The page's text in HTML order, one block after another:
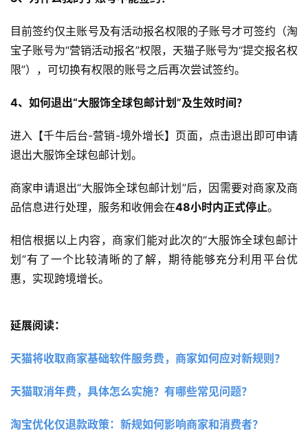
目前签约仅主账号及有活动报名权限的子账号才可签约（淘
宝子账号为“营销活动报名”权限，天猫子账号为“提交报名权
限”），可切换有权限的账号之后再次尝试签约。
4、如何退出“大服饰全球包邮计划”及生效时间？
进入【千牛后台-营销-境外增长】页面，点击退出即可申请
退出大服饰全球包邮计划。
商家申请退出“大服饰全球包邮计划”后，因需要对商家及商
品信息进行处理，服务和收佣会在48小时内正式停止。
相信根据以上内容，商家们能对此次的“大服饰全球包邮计
划”有了一个比较清晰的了解，期待能够充分利用平台优
惠，实现跨境增长。
延展阅读：
天猫将收取商家基础软件服务费，商家如何应对新规则？
天猫取消年费，具体怎么实施？有哪些常见问题？
淘宝优化仅退款政策：新规如何影响商家和消费者？